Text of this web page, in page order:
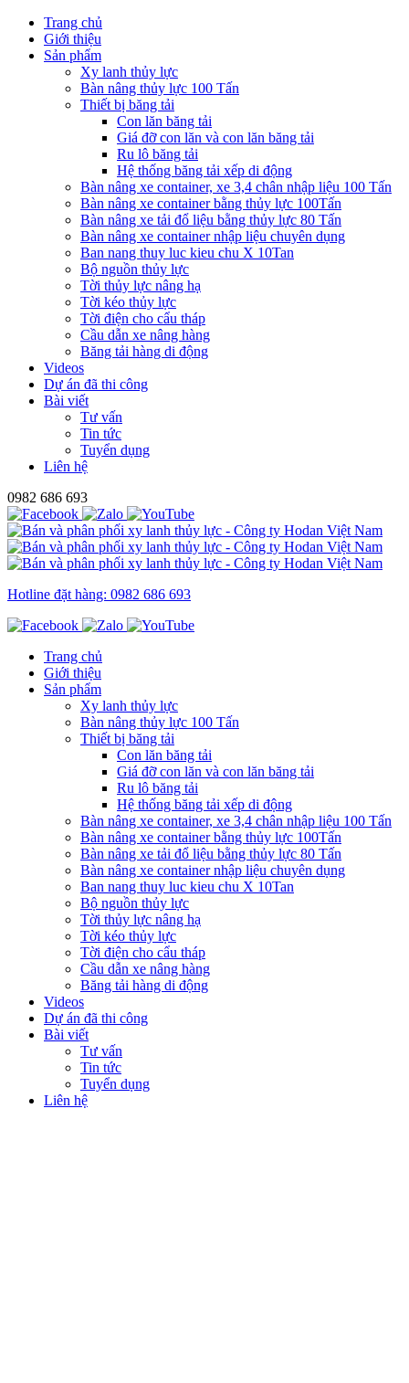
Trang chủ
Giới thiệu
Sản phẩm
Xy lanh thủy lực
Bàn nâng thủy lực 100 Tấn
Thiết bị băng tải
Con lăn băng tải
Giá đỡ con lăn và con lăn băng tải
Ru lô băng tải
Hệ thống băng tải xếp di động
Bàn nâng xe container, xe 3,4 chân nhập liệu 100 Tấn
Bàn nâng xe container bằng thủy lực 100Tấn
Bàn nâng xe tải đổ liệu bằng thủy lực 80 Tấn
Bàn nâng xe container nhập liệu chuyên dụng
Ban nang thuy luc kieu chu X 10Tan
Bộ nguồn thủy lực
Tời thủy lực nâng hạ
Tời kéo thủy lực
Tời điện cho cẩu tháp
Cầu dẫn xe nâng hàng
Băng tải hàng di động
Videos
Dự án đã thi công
Bài viết
Tư vấn
Tin tức
Tuyển dụng
Liên hệ
0982 686 693
Hotline đặt hàng: 0982 686 693
Trang chủ
Giới thiệu
Sản phẩm
Xy lanh thủy lực
Bàn nâng thủy lực 100 Tấn
Thiết bị băng tải
Con lăn băng tải
Giá đỡ con lăn và con lăn băng tải
Ru lô băng tải
Hệ thống băng tải xếp di động
Bàn nâng xe container, xe 3,4 chân nhập liệu 100 Tấn
Bàn nâng xe container bằng thủy lực 100Tấn
Bàn nâng xe tải đổ liệu bằng thủy lực 80 Tấn
Bàn nâng xe container nhập liệu chuyên dụng
Ban nang thuy luc kieu chu X 10Tan
Bộ nguồn thủy lực
Tời thủy lực nâng hạ
Tời kéo thủy lực
Tời điện cho cẩu tháp
Cầu dẫn xe nâng hàng
Băng tải hàng di động
Videos
Dự án đã thi công
Bài viết
Tư vấn
Tin tức
Tuyển dụng
Liên hệ